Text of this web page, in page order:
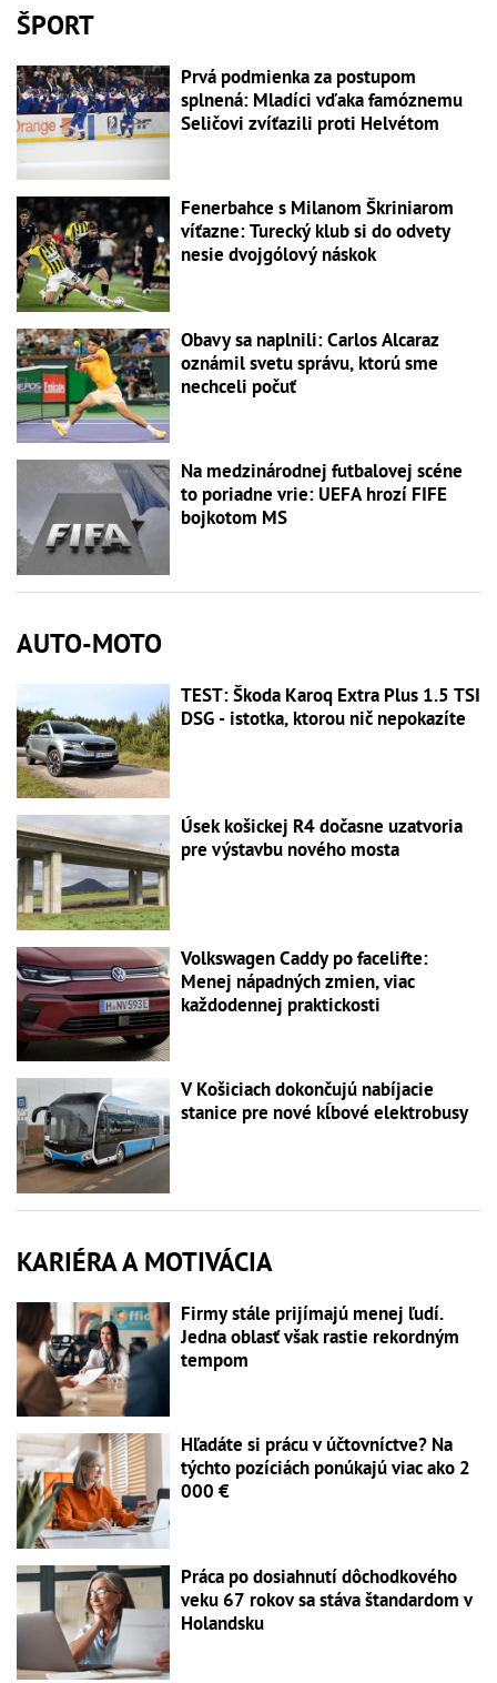
ŠPORT
Prvá podmienka za postupom
splnená: Mladíci vďaka famóznemu
Seličovi zvíťazili proti Helvétom
Fenerbahce s Milanom Škriniarom
víťazne: Turecký klub si do odvety
nesie dvojgólový náskok
Obavy sa naplnili: Carlos Alcaraz
oznámil svetu správu, ktorú sme
nechceli počuť
Na medzinárodnej futbalovej scéne
to poriadne vrie: UEFA hrozí FIFE
bojkotom MS
AUTO-MOTO
TEST: Škoda Karoq Extra Plus 1.5 TSI
DSG - istotka, ktorou nič nepokazíte
Úsek košickej R4 dočasne uzatvoria
pre výstavbu nového mosta
Volkswagen Caddy po facelifte:
Menej nápadných zmien, viac
každodennej praktickosti
V Košiciach dokončujú nabíjacie
stanice pre nové kĺbové elektrobusy
KARIÉRA A MOTIVÁCIA
Firmy stále prijímajú menej ľudí.
Jedna oblasť však rastie rekordným
tempom
Hľadáte si prácu v účtovníctve? Na
týchto pozíciách ponúkajú viac ako 2
000 €
Práca po dosiahnutí dôchodkového
veku 67 rokov sa stáva štandardom v
Holandsku